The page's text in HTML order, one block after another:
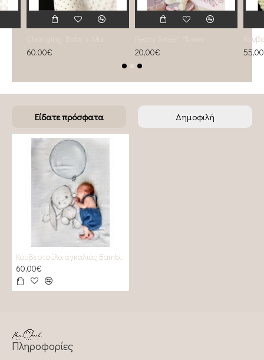
60,00€
20,00€
Είδατε πρόσφατα Δημοφιλή
Κουβερτούλα αγκαλιάς Bamboo swaddle 70x100
60,00€
Πληροφορίες